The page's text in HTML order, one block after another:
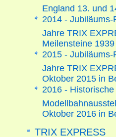
England 13. und
2014 -
Jahre TRIX
Meilensteine 1939
2015 -
Jahre TRIX
Oktober 2015 in
2016 - Historische
Oktober 2016 in
TRIX EXPRESS